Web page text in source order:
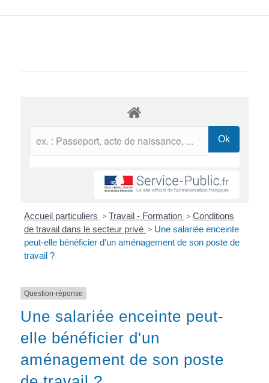
Accueil particuliers > Travail - Formation > Conditions
de travail dans le secteur privé > Une salariée enceinte
peut-elle bénéficier d'un aménagement de son poste de
travail ?
Question-réponse
Une salariée enceinte peut-
elle bénéficier d'un
aménagement de son poste